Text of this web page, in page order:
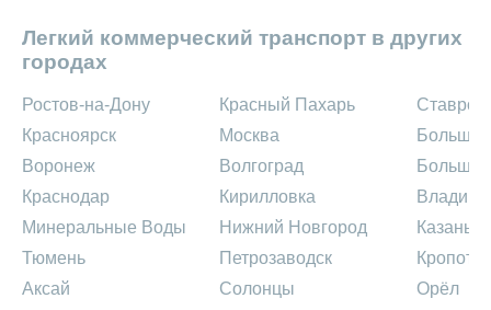
Легкий коммерческий транспорт в других
городах
Ростов-на-Дону
Красноярск
Воронеж
Краснодар
Минеральные Воды
Тюмень
Аксай
Красный Пахарь
Москва
Волгоград
Кирилловка
Нижний Новгород
Петрозаводск
Солонцы
Казань
Орёл